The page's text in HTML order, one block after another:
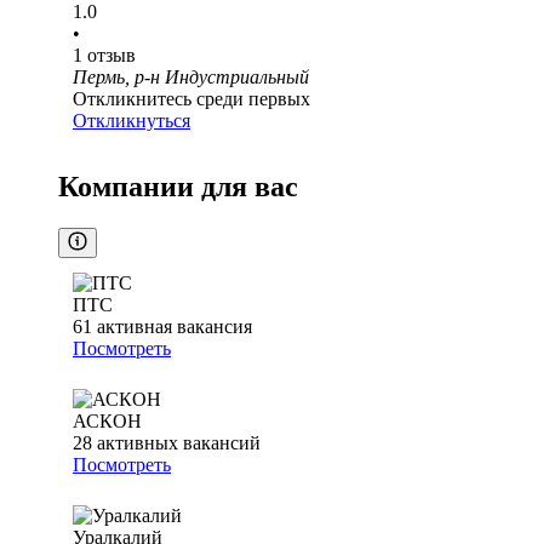
1.0
•
1 отзыв
Пермь, р-н Индустриальный
Откликнитесь среди первых
Откликнуться
Компании для вас
ПТС
61 активная вакансия
Посмотреть
АСКОН
28 активных вакансий
Посмотреть
Уралкалий